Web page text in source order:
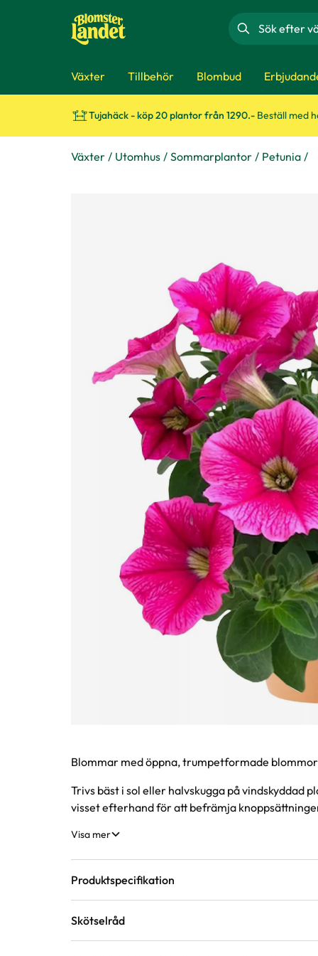
Sök
Växter Tillbehör Blombud
Tujahäck - köp 20 plantor från 1290.- Beställ med
Växter Utomhus Sommarplantor Petunia
Produktinformation
Blommar med öppna, trumpetformade
Trivs bäst i sol eller halvskugga på vindskyddad
visset efterhand för att befrämja
Visa mer
Produktspecifikation
Krukstorlek
Skötselråd